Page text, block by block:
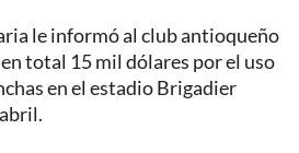
le informó al club antioqueño
total 15 mil dólares por el uso
en el estadio Brigadier